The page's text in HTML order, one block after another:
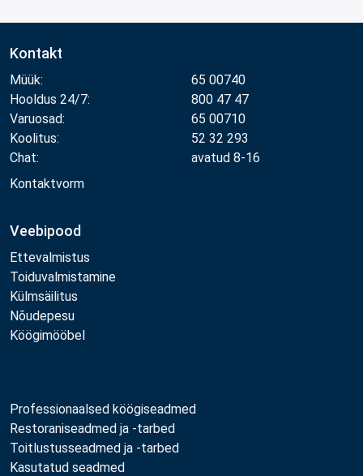
Kontakt
Müük:
65 00740
Hooldus 24/7:
800 47 47
Varuosad:
65 00710
Koolitus:
52 32 293
Chat:
avatud 8-16
Kontaktvorm
Veebipood
Ettevalmistus
Toiduvalmistamine
Külmsäilitus
Nõudepesu
Köögimööbel
Professionaalsed köögiseadmed
Restoraniseadmed ja -tarbed
Toitlustusseadmed ja -tarbed
Kasutatud seadmed